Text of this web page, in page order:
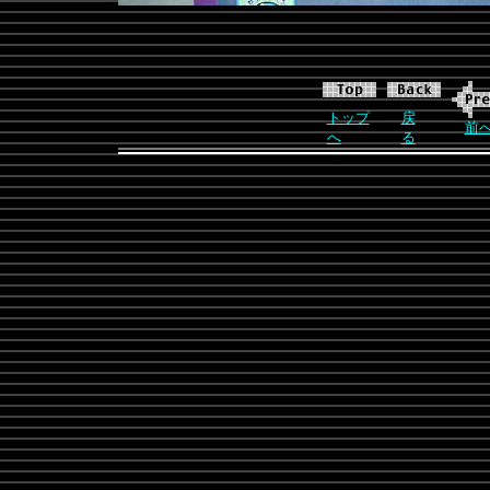
トップ
へ
戻
る
前